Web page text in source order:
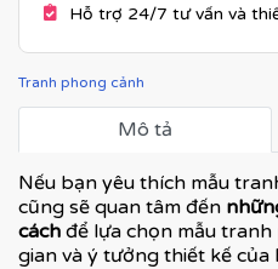
Hỗ trợ 24/7 tư vấn và
Tranh phong cảnh
Mô tả
Nếu bạn yêu thích mẫu
cũng sẽ quan tâm đến
cách để lựa chọn mẫu
gian và ý tưởng thiết kế của